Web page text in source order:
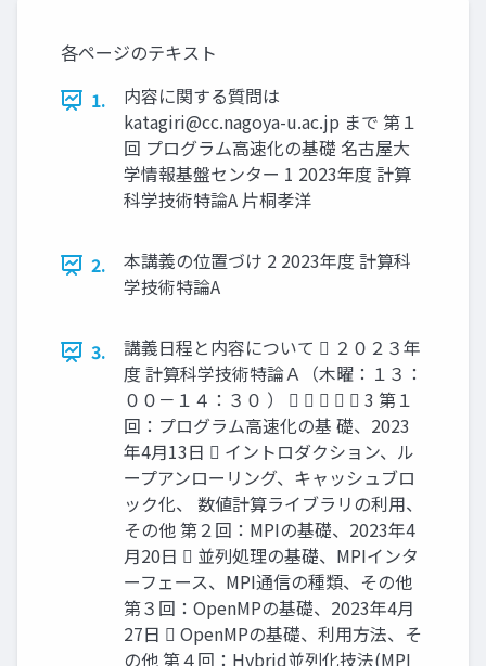
各ページのテキスト
1.
内容に関する質問は
katagiri@cc.nagoya-u.ac.jp まで 第１
回 プログラム高速化の基礎 名古屋大
学情報基盤センター 1 2023年度 計算
科学技術特論A 片桐孝洋
2.
本講義の位置づけ 2 2023年度 計算科
学技術特論A
3.
講義日程と内容について  ２０２３年
度 計算科学技術特論Ａ（木曜：１３：
００－１４：３０ ）      3 第１
回：プログラム高速化の基 礎、2023
年4月13日  イントロダクション、ル
ープアンローリング、キャッシュブロ
ック化、 数値計算ライブラリの利用、
その他 第２回：MPIの基礎、2023年4
月20日  並列処理の基礎、MPIインタ
ーフェース、MPI通信の種類、その他
第３回：OpenMPの基礎、2023年4月
27日  OpenMPの基礎、利用方法、そ
の他 第４回：Hybrid並列化技法(MPI